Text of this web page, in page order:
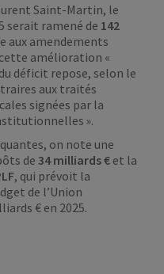
Saint-Martin, le
serait ramené de 142
aux amendements
amélioration «
déficit repose, selon le
aux traités
signées par la
».
on note une
de 34 milliards € et la
, qui prévoit la
de l’Union
€ en 2025.